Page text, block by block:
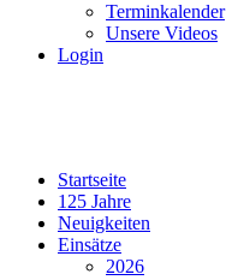
Terminkalender
Unsere Videos
Login
Startseite
125 Jahre
Neuigkeiten
Einsätze
2026